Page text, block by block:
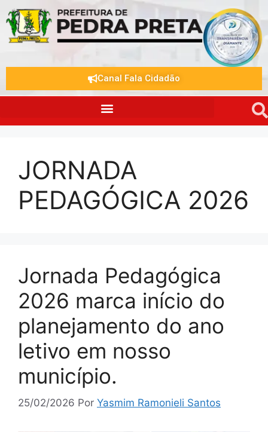
Canal Fala Cidadão
JORNADA
PEDAGÓGICA 2026
Jornada Pedagógica
2026 marca início do
planejamento do ano
letivo em nosso
município.
25/02/2026 Por Yasmim Ramonieli Santos